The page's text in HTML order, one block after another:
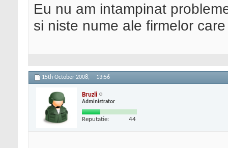
Eu nu am intampinat
si niste nume ale firmelor
15th October 2008, 13:56
Bruzli
Administrator
Reputatie: 44